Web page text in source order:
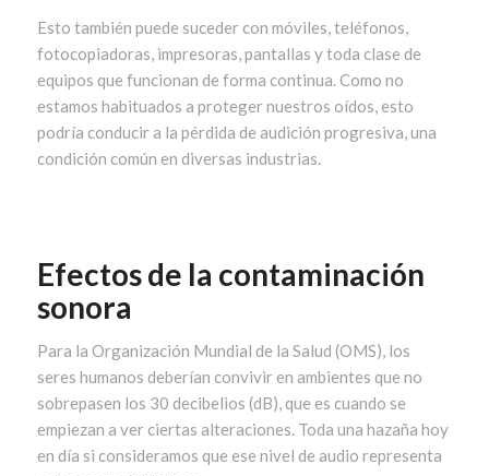
Esto también puede suceder con móviles, teléfonos,
fotocopiadoras, impresoras, pantallas y toda clase de
equipos que funcionan de forma continua. Como no
estamos habituados a proteger nuestros oídos, esto
podría conducir a la pérdida de audición progresiva, una
condición común en diversas industrias.
Efectos de la contaminación
sonora
Para la Organización Mundial de la Salud (OMS), los
seres humanos deberían convivir en ambientes que no
sobrepasen los 30 decibelios (dB), que es cuando se
empiezan a ver ciertas alteraciones. Toda una hazaña hoy
en día si consideramos que ese nivel de audio representa